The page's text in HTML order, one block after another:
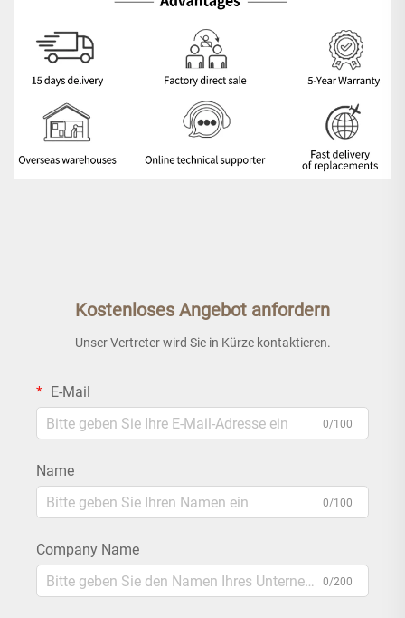
Kostenloses Angebot anfordern
Unser Vertreter wird Sie in Kürze kontaktieren.
E-Mail
0/100
Name
0/100
Company Name
0/200